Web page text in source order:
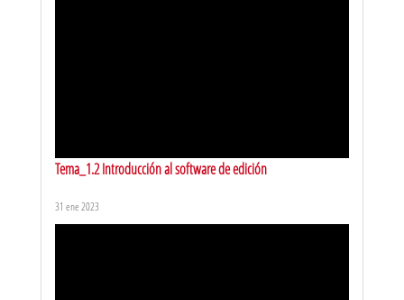
Tema_1.2 Introducción al software de edición
31 ene 2023